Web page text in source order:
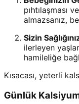
pıhtılaşması
almazsanız,
Sizin
ilerleyen
hamileliğe
Kısacası, yeterli
Günlük